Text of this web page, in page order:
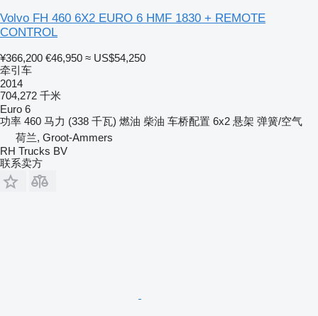
Volvo FH 460 6X2 EURO 6 HMF 1830 + REMOTE
CONTROL
¥366,200 €46,950 ≈ US$54,250
牵引车
2014
704,272 千米
Euro 6
功率 460 马力 (338 千瓦) 燃油 柴油 车桥配置 6x2 悬架 弹簧/空气
荷兰, Groot-Ammers
RH Trucks BV
联系卖方